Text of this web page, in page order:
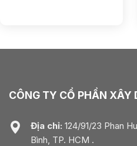
CÔNG TY CỔ PHẦN XÂY
Địa chỉ: 124/91/23 Phan
Bình, TP. HCM .